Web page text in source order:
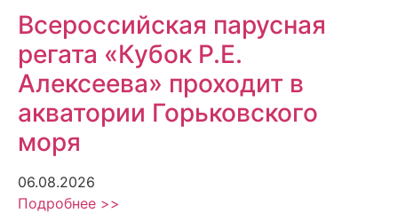
Всероссийская парусная
регата «Кубок Р.Е.
Алексеева» проходит в
акватории Горьковского
моря
06.08.2026
Подробнее >>